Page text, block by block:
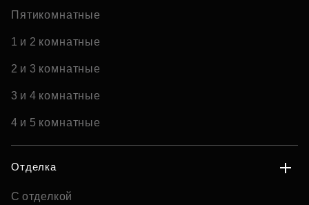
Пятикомнатные
1 и 2 комнатные
2 и 3 комнатные
3 и 4 комнатные
4 и 5 комнатные
Отделка
С отделкой